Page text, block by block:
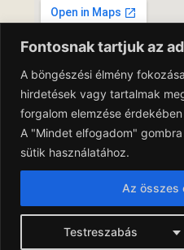
Fontosnak tartjuk az
A böngészési élmény
hirdetések vagy tartalmak
forgalom elemzése
A "Mindet elfogadom"
sütik használatához.
Testreszabás
Az összes
Általános